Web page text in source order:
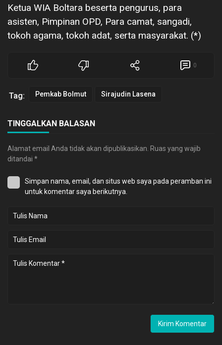
Ketua WIA Boltara beserta pengurus, para
asisten, Pimpinan OPD, Para camat, sangadi,
tokoh agama, tokoh adat, serta masyarakat. (*)
0
Tag: Pemkab Bolmut Sirajudin Lasena
TINGGALKAN BALASAN
Alamat email Anda tidak akan dipublikasikan. Ruas yang wajib
ditandai *
Simpan nama, email, dan situs web saya pada peramban ini
untuk komentar saya berikutnya.